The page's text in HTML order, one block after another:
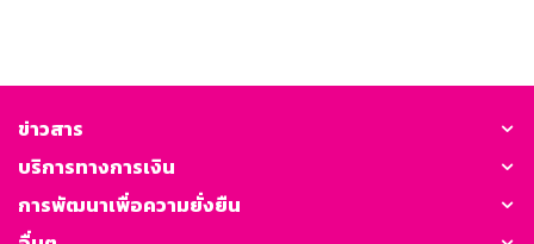
ข่าวสาร
บริการทางการเงิน
การพัฒนาเพื่อความยั่งยืน